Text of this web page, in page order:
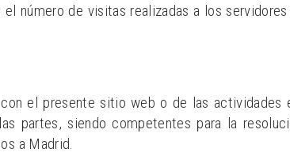
número de visitas realizadas a los
el presente sitio web o de las actividades
partes, siendo competentes para la
a Madrid.